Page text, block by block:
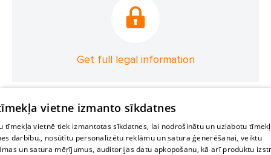
Get full legal information
vietne izmanto sīkdatnes
tīmekļa vietnē tiek izmantotas sīkdatnes, lai nodrošinātu un uzlabotu
darbību., nosūtītu personalizētu reklāmu un satura ģenerēšanai, veiktu
un satura mērījumus, auditorijas datu apkopošanu, kā arī produktu